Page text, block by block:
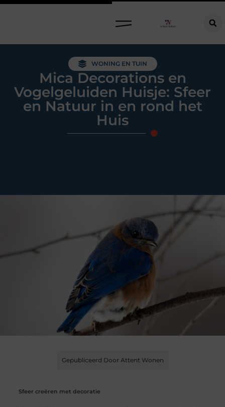
WONING EN TUIN
Mica Decorations en
Vogelgeluiden Huisje: Sfeer
en Natuur in en rond het
Huis
Gepubliceerd Door Attent Wonen
Sfeer creëren met decoratie